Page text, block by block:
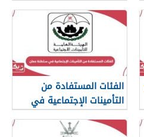
الفئات المستفادة من
التأمينات الإجتماعية في
سلطنة عمان 2026